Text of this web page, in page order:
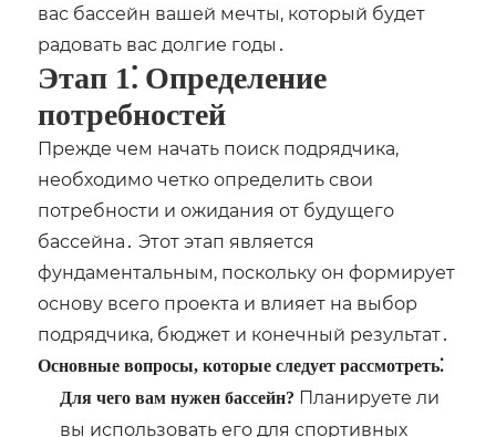
вас бассейн вашей мечты, который будет
радовать вас долгие годы․
Этап 1⁚ Определение
потребностей
Прежде чем начать поиск подрядчика,
необходимо четко определить свои
потребности и ожидания от будущего
бассейна․ Этот этап является
фундаментальным, поскольку он формирует
основу всего проекта и влияет на выбор
подрядчика, бюджет и конечный результат․
Основные вопросы, которые следует рассмотреть⁚
Для чего вам нужен бассейн? Планируете ли
вы использовать его для спортивных